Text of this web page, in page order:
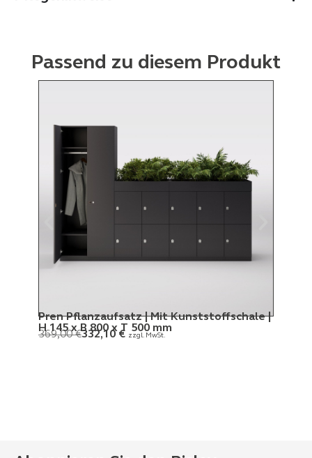
Passend zu diesem Produkt
Pren Pflanzaufsatz | Mit Kunststoffschale |
H 145 x B 800 x T 500 mm
369,00€332,10€ zzgl. MwSt.